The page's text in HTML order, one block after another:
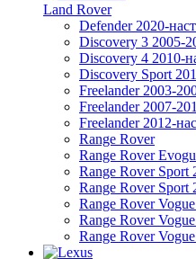
Land Rover
Defender 2020-
Discovery 3 2005-
Discovery 4 2010-
Discovery Sport
Freelander 2003-
Freelander 2007-
Freelander 2012-
Range Rover
Range Rover
Range Rover Sport
Range Rover Sport
Range Rover
Range Rover
Range Rover